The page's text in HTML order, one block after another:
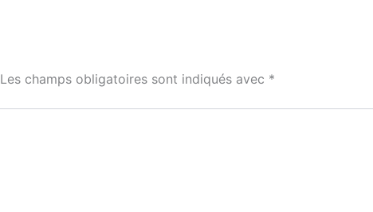
Les champs obligatoires sont indiqués avec *